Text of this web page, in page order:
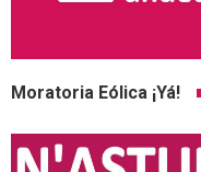
Moratoria Eólica ¡Yá!